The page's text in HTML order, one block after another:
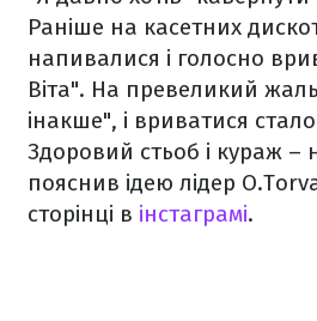
Раніше на касетних
напивалися і голосно
Віта". На превеликий
інакше", і вриватися
Здоровий стьоб і кураж –
пояснив ідею лідер
сторінці в інстаграмі.